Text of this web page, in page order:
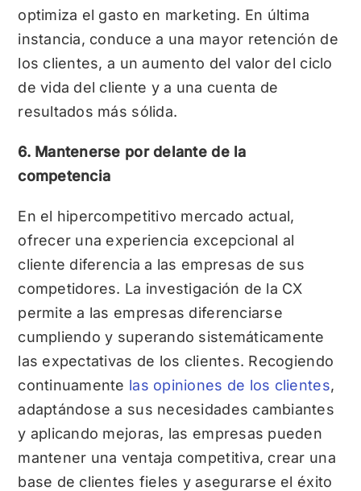
optimiza el gasto en marketing. En última
instancia, conduce a una mayor retención de
los clientes, a un aumento del valor del ciclo
de vida del cliente y a una cuenta de
resultados más sólida.
6. Mantenerse por delante de la
competencia
En el hipercompetitivo mercado actual,
ofrecer una experiencia excepcional al
cliente diferencia a las empresas de sus
competidores. La investigación de la CX
permite a las empresas diferenciarse
cumpliendo y superando sistemáticamente
las expectativas de los clientes. Recogiendo
continuamente las opiniones de los clientes,
adaptándose a sus necesidades cambiantes
y aplicando mejoras, las empresas pueden
mantener una ventaja competitiva, crear una
base de clientes fieles y asegurarse el éxito